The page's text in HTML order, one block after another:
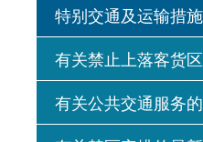
特别交通及运输措施
有关禁止上落客货
有关公共交通服务